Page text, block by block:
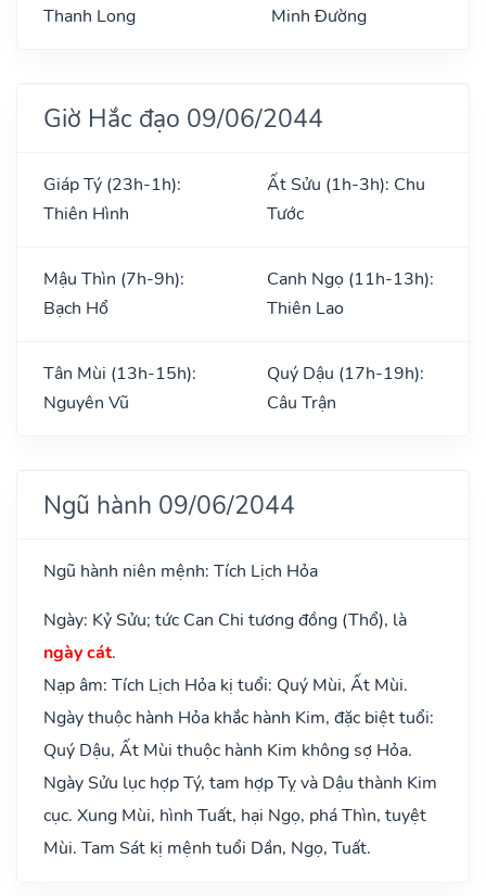
Thanh Long
Minh Đường
Giờ Hắc đạo 09/06/2044
Giáp Tý (23h-1h):
Thiên Hình
Ất Sửu (1h-3h): Chu
Tước
Mậu Thìn (7h-9h):
Bạch Hổ
Canh Ngọ (11h-13h):
Thiên Lao
Tân Mùi (13h-15h):
Nguyên Vũ
Quý Dậu (17h-19h):
Câu Trận
Ngũ hành 09/06/2044
Ngũ hành niên mệnh: Tích Lịch Hỏa
Ngày: Kỷ Sửu; tức Can Chi tương đồng (Thổ), là
ngày cát.
Nạp âm: Tích Lịch Hỏa kị tuổi: Quý Mùi, Ất Mùi.
Ngày thuộc hành Hỏa khắc hành Kim, đặc biệt tuổi:
Quý Dậu, Ất Mùi thuộc hành Kim không sợ Hỏa.
Ngày Sửu lục hợp Tý, tam hợp Tỵ và Dậu thành Kim
cục. Xung Mùi, hình Tuất, hại Ngọ, phá Thìn, tuyệt
Mùi. Tam Sát kị mệnh tuổi Dần, Ngọ, Tuất.